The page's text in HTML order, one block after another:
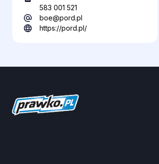
583 001 521
boe@pord.pl
https://pord.pl/